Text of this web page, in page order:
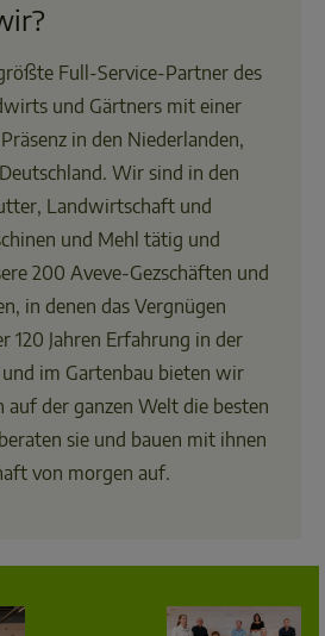
Full-Service-Partner des
und Gärtners mit einer
in den Niederlanden,
Wir sind in den
Landwirtschaft und
und Mehl tätig und
200 Aveve-Gezschäften und
in denen das Vergnügen
120 Jahren Erfahrung in der
im Gartenbau bieten wir
auf der ganzen Welt die besten
sie und bauen mit ihnen
von morgen auf.